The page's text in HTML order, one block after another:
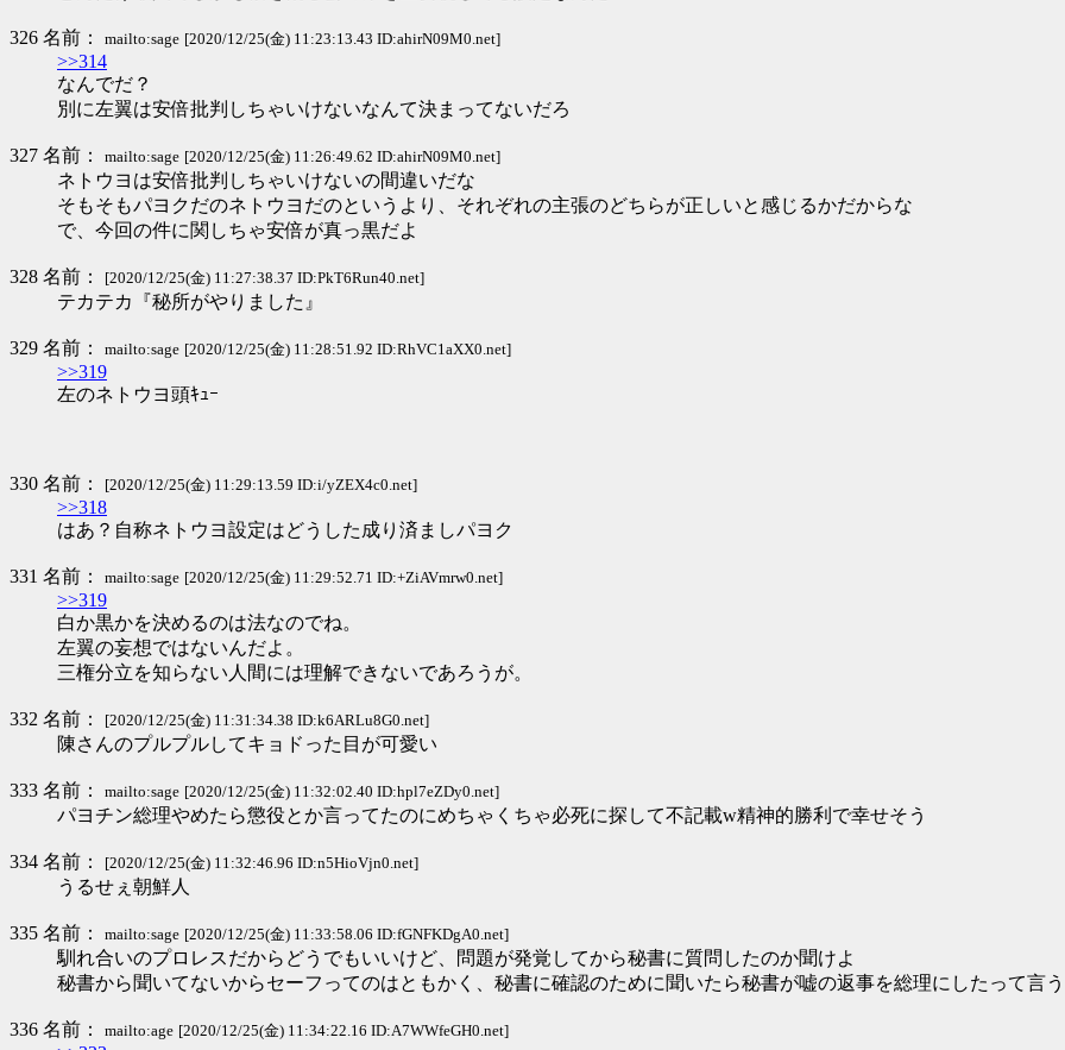
326 名前： mailto:sage [2020/12/25(金) 11:23:13.43 ID:ahirN09M0.net]
>>314
なんでだ？
別に左翼は安倍批判しちゃいけないなんて決まってないだろ
327 名前： mailto:sage [2020/12/25(金) 11:26:49.62 ID:ahirN09M0.net]
ネトウヨは安倍批判しちゃいけないの間違いだな
そもそもパヨクだのネトウヨだのというより、それぞれの主張のどちらが正しいと感じるかだからな
で、今回の件に関しちゃ安倍が真っ黒だよ
328 名前： [2020/12/25(金) 11:27:38.37 ID:PkT6Run40.net]
テカテカ『秘所がやりました』
329 名前： mailto:sage [2020/12/25(金) 11:28:51.92 ID:RhVC1aXX0.net]
>>319
左のネトウヨ頭ｷｭｰ
330 名前： [2020/12/25(金) 11:29:13.59 ID:i/yZEX4c0.net]
>>318
はあ？自称ネトウヨ設定はどうした成り済ましパヨク
331 名前： mailto:sage [2020/12/25(金) 11:29:52.71 ID:+ZiAVmrw0.net]
>>319
白か黒かを決めるのは法なのでね。
左翼の妄想ではないんだよ。
三権分立を知らない人間には理解できないであろうが。
332 名前： [2020/12/25(金) 11:31:34.38 ID:k6ARLu8G0.net]
陳さんのプルプルしてキョドった目が可愛い
333 名前： mailto:sage [2020/12/25(金) 11:32:02.40 ID:hpl7eZDy0.net]
パヨチン総理やめたら懲役とか言ってたのにめちゃくちゃ必死に探して不記載w精神的勝利で幸せそう
334 名前： [2020/12/25(金) 11:32:46.96 ID:n5HioVjn0.net]
うるせぇ朝鮮人
335 名前： mailto:sage [2020/12/25(金) 11:33:58.06 ID:fGNFKDgA0.net]
馴れ合いのプロレスだからどうでもいいけど、問題が発覚してから秘書に質問したのか聞けよ
秘書から聞いてないからセーフってのはともかく、秘書に確認のために聞いたら秘書が嘘の返事を総理にしたって言
336 名前： mailto:age [2020/12/25(金) 11:34:22.16 ID:A7WWfeGH0.net]